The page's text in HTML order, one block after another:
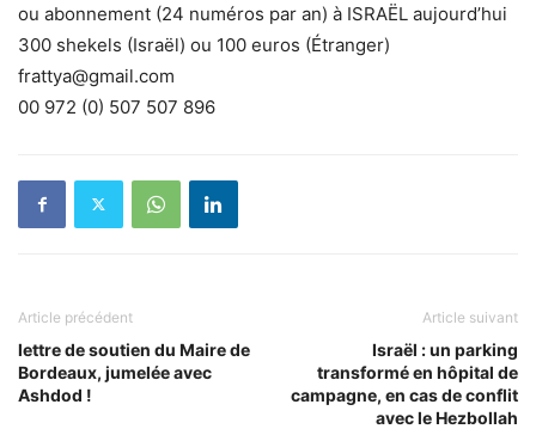
ou abonnement (24 numéros par an) à ISRAËL aujourd’hui
300 shekels (Israël) ou 100 euros (Étranger)
frattya@gmail.com
00 972 (0) 507 507 896
Article précédent
lettre de soutien du Maire de
Bordeaux, jumelée avec
Ashdod !
Article suivant
Israël : un parking
transformé en hôpital de
campagne, en cas de conflit
avec le Hezbollah